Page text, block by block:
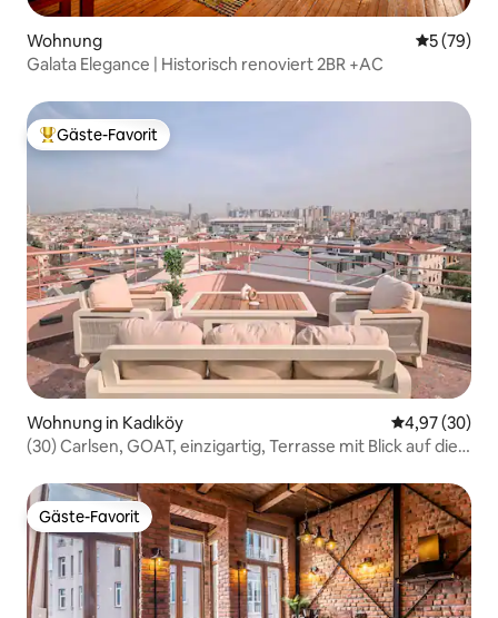
Wohnung
5 (79)
Galata Elegance | Historisch renoviert 2BR +AC
Beliebter Gäste-Favorit.
Gäste-Favorit
Wohnung in Kadıköy
4,97 (30)
(30) Carlsen, GOAT, einzigartig, Terrasse mit Blick auf die
Gäste-Favorit
Gäste-Favorit